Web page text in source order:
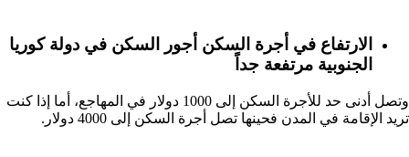
الارتفاع في أجرة السكن أجور السكن في دولة كوريا
الجنوبية مرتفعة جداً
وتصل أدنى حد للأجرة السكن إلى 1000 دولار في المهاجع، أما إذا كنت
تريد الإقامة في المدن فحينها تصل أجرة السكن إلى 4000 دولار.